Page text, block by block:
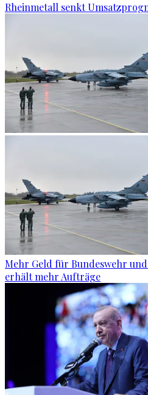
Rheinmetall senkt
Mehr Geld für Bundeswehr
erhält mehr Aufträge